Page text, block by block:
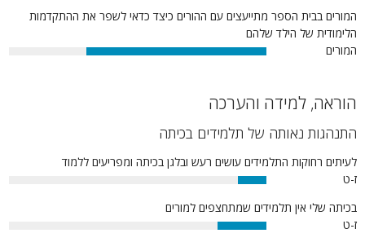
המורים בבית הספר מתייעצים עם ההורים כיצד כדאי לשפר את ההתקדמות
הלימודית של הילד שלהם
המורים
70%
הוראה, למידה והערכה
התנהגות נאותה של תלמידים בכיתה
לעיתים רחוקות התלמידים עושים רעש ובלגן בכיתה ומפריעים ללמוד
ז-ט
11%
בכיתה שלי אין תלמידים שמתחצפים למורים
ז-ט
19%